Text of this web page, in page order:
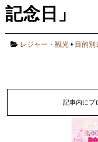
記念日」
レジャー・観光 • 目的別
記事内にプ